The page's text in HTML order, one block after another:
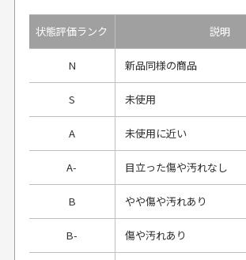
状態評価ランク 説明
N 新品同様の商品
S 未使用
A 未使用に近い
A- 目立った傷や汚れなし
B やや傷や汚れあり
B- 傷や汚れあり